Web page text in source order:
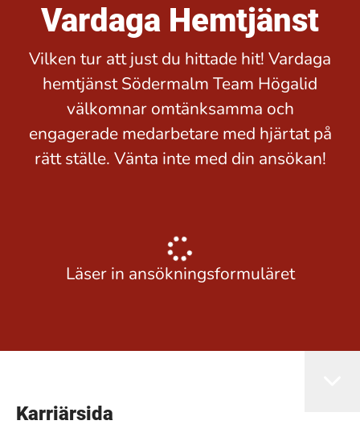
Vardaga Hemtjänst
Vilken tur att just du hittade hit! Vardaga
hemtjänst Södermalm Team Högalid
välkomnar omtänksamma och
engagerade medarbetare med hjärtat på
rätt ställe. Vänta inte med din ansökan!
Läser in ansökningsformuläret
Karriärsida